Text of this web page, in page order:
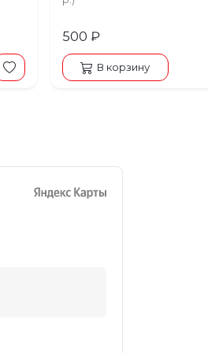
15 см. Есть спец. условия
500 ₽
В корзину